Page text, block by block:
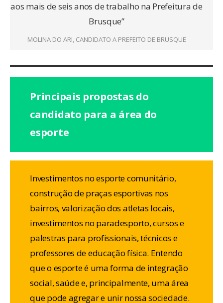
aos mais de seis anos de trabalho na Prefeitura de
Brusque”
MOLINA DO ARI, CANDIDATO A PREFEITO DE BRUSQUE
Principais propostas do
candidato para a área do
esporte
Investimentos no esporte comunitário,
construção de praças esportivas nos
bairros, valorização dos atletas locais,
investimentos no paradesporto, cursos e
palestras para profissionais, técnicos e
professores de educação física. Entendo
que o esporte é uma forma de integração
social, saúde e, principalmente, uma área
que pode agregar e unir nossa sociedade.